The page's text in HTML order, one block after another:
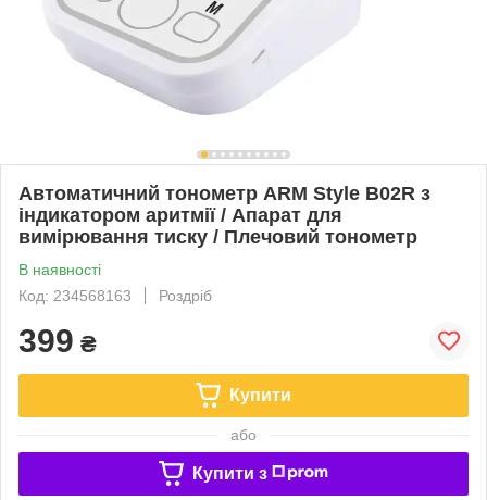
Автоматичний тонометр ARM Style B02R з
індикатором аритмії / Апарат для
вимірювання тиску / Плечовий тонометр
В наявності
Код: 234568163
Роздріб
399 ₴
Купити
або
Купити з